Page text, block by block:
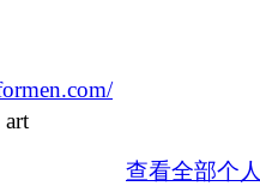
art
查看全部个